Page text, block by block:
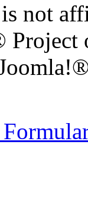
not